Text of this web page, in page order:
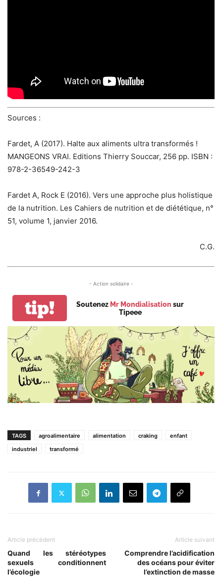
Sources :
Fardet, A (2017). Halte aux aliments ultra transformés !
MANGEONS VRAI. Editions Thierry Souccar, 256 pp. ISBN :
978-2-36549-242-3
Fardet A, Rock E (2016). Vers une approche plus holistique
de la nutrition. Les Cahiers de nutrition et de diététique, n°
51, volume 1, janvier 2016.
C.G.
- Action solidaire -
tip! Soutenez Mr Mondialisation sur
Tipeee
TAGS agroalimentaire alimentation craking
enfant
industriel
transformé
Article précédent
Quand les stéréotypes
sexuels conditionnent
l’écologie
Article suivant
Comprendre l’acidification
des océans pour éviter
l’extinction de masse